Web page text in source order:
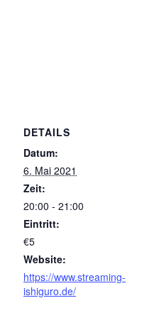
DETAILS
Datum:
6. Mai 2021
Zeit:
20:00 - 21:00
Eintritt:
€5
Website:
https://www.streaming-
ishiguro.de/